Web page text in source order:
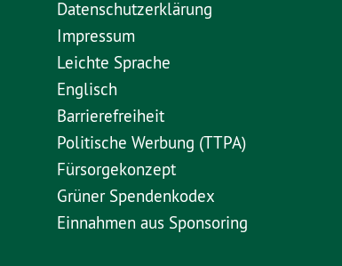
Datenschutzerklärung
Impressum
Leichte Sprache
Englisch
Barrierefreiheit
Politische Werbung (TTPA)
Fürsorgekonzept
Grüner Spendenkodex
Einnahmen aus Sponsoring